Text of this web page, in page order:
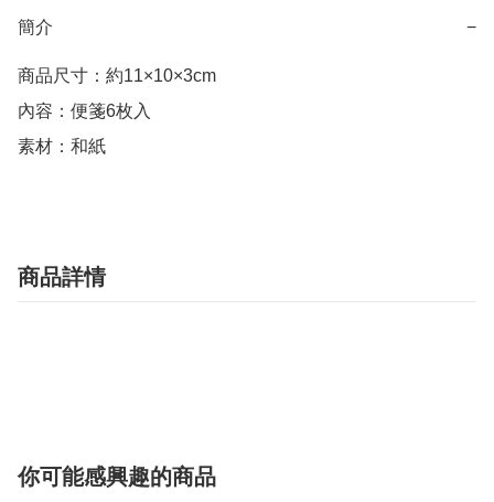
簡介 −
商品尺寸：約11×10×3cm
內容：便箋6枚入
素材：和紙
商品詳情
你可能感興趣的商品